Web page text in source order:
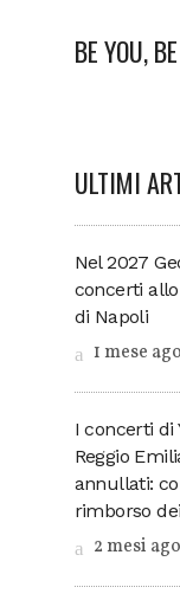
BE YOU,
ULTIMI
Nel 2027
concerti
di Napoli
1 mese ago
I concerti di
Reggio
annullati:
rimborso
2 mesi ago